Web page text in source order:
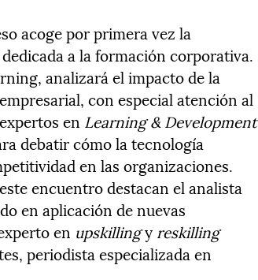
acoge por primera vez la
a la formación corporativa.
analizará el impacto de la
con especial atención al
en Learning & Development
debatir cómo la tecnología
en las organizaciones.
encuentro destacan el analista
en aplicación de nuevas
en upskillingy reskilling
periodista especializada en